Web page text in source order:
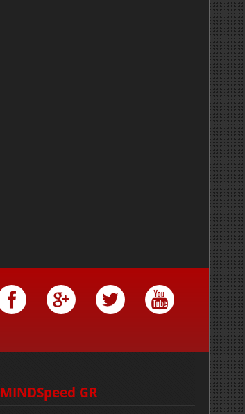
MINDSpeed GR